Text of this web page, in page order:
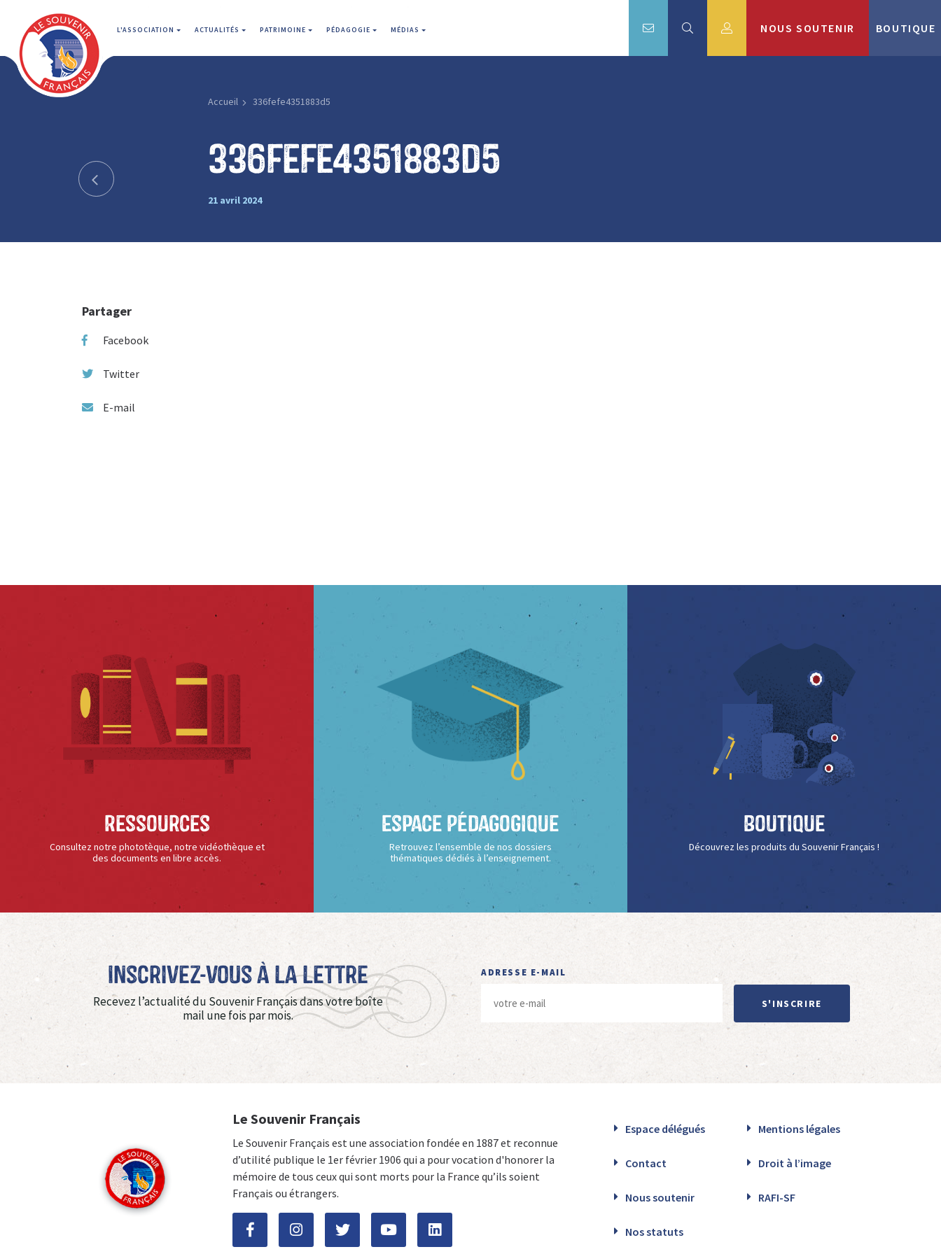
L'ASSOCIATION ACTUALITÉS PATRIMOINE PÉDAGOGIE MÉDIAS NOUS SOUTENIR BOUTIQUE
Accueil 336fefe4351883d5
336fefe4351883d5
21 avril 2024
Partager
Facebook
Twitter
E-mail
Ressources
Consultez notre phototèque, notre vidéothèque et
des documents en libre accès.
Espace Pédagogique
Retrouvez l’ensemble de nos dossiers
thématiques dédiés à l’enseignement.
Boutique
Découvrez les produits du Souvenir Français !
Inscrivez-vous à La Lettre
Recevez l’actualité du Souvenir Français dans votre boîte
mail une fois par mois.
ADRESSE E-MAIL
S'INSCRIRE
Le Souvenir Français
Le Souvenir Français est une association fondée en 1887 et reconnue
d’utilité publique le 1er février 1906 qui a pour vocation d'honorer la
mémoire de tous ceux qui sont morts pour la France qu’ils soient
Français ou étrangers.
Espace délégués Mentions légales
Contact Droit à l’image
Nous soutenir RAFI-SF
Nos statuts